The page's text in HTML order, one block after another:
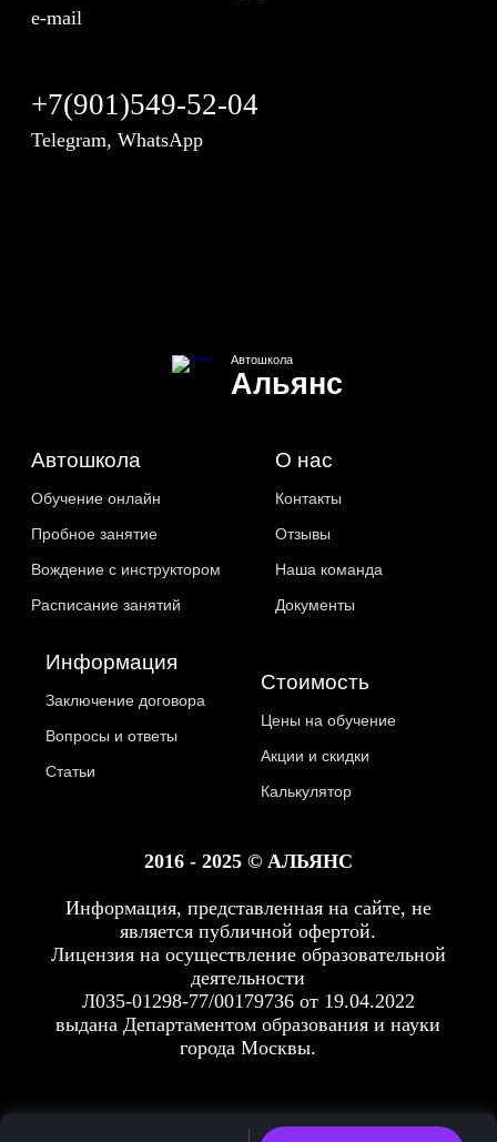
e-mail
+7(901)549-52-04
Telegram, WhatsApp
Автошкола
Альянс
Автошкола
Обучение онлайн
Пробное занятие
Вождение с инструктором
Расписание занятий
Стоимость
Цены на обучение
Акции и скидки
Калькулятор
О нас
Контакты
Отзывы
Наша команда
Документы
Информация
Заключение договора
Вопросы и ответы
Статьи
2016 - 2025 © АЛЬЯНС
Информация, представленная на сайте, не
является публичной офертой.
Лицензия на осуществление образовательной
деятельности
Л035-01298-77/00179736 от 19.04.2022
выдана Департаментом образования и науки
города Москвы.